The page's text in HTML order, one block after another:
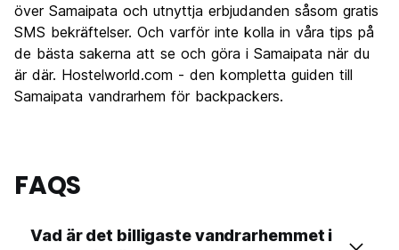
Värde för pengarna
10.0
över Samaipata och utnyttja erbjudanden såsom gratis
SMS bekräftelser. Och varför inte kolla in våra tips på
de bästa sakerna att se och göra i Samaipata när du
är där. Hostelworld.com - den kompletta guiden till
Samaipata vandrarhem för backpackers.
FAQS
Vad är det billigaste vandrarhemmet i